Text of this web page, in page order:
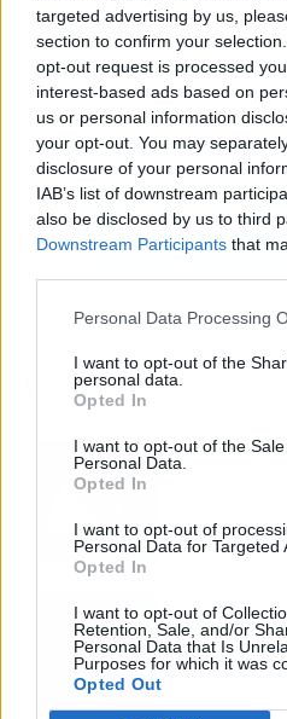
targeted advertising by us,
section to confirm your
opt-out request is processed
interest-based ads based on
us or personal information
your opt-out. You may
disclosure of your personal
IAB’s list of downstream
also be disclosed by us to third
Downstream Participants that
Personal Data Processing
I want to opt-out of the
personal data.
Opted In
I want to opt-out of the
Personal Data.
Opted In
I want to opt-out of
Personal Data for Targeted
Opted In
I want to opt-out of
Retention, Sale, and/or
Personal Data that Is
Purposes for which it was
Opted Out
Los más vistos
Tom Jones
voz sigue
Fuego en los
ayudas: la
enciende el
carrer'